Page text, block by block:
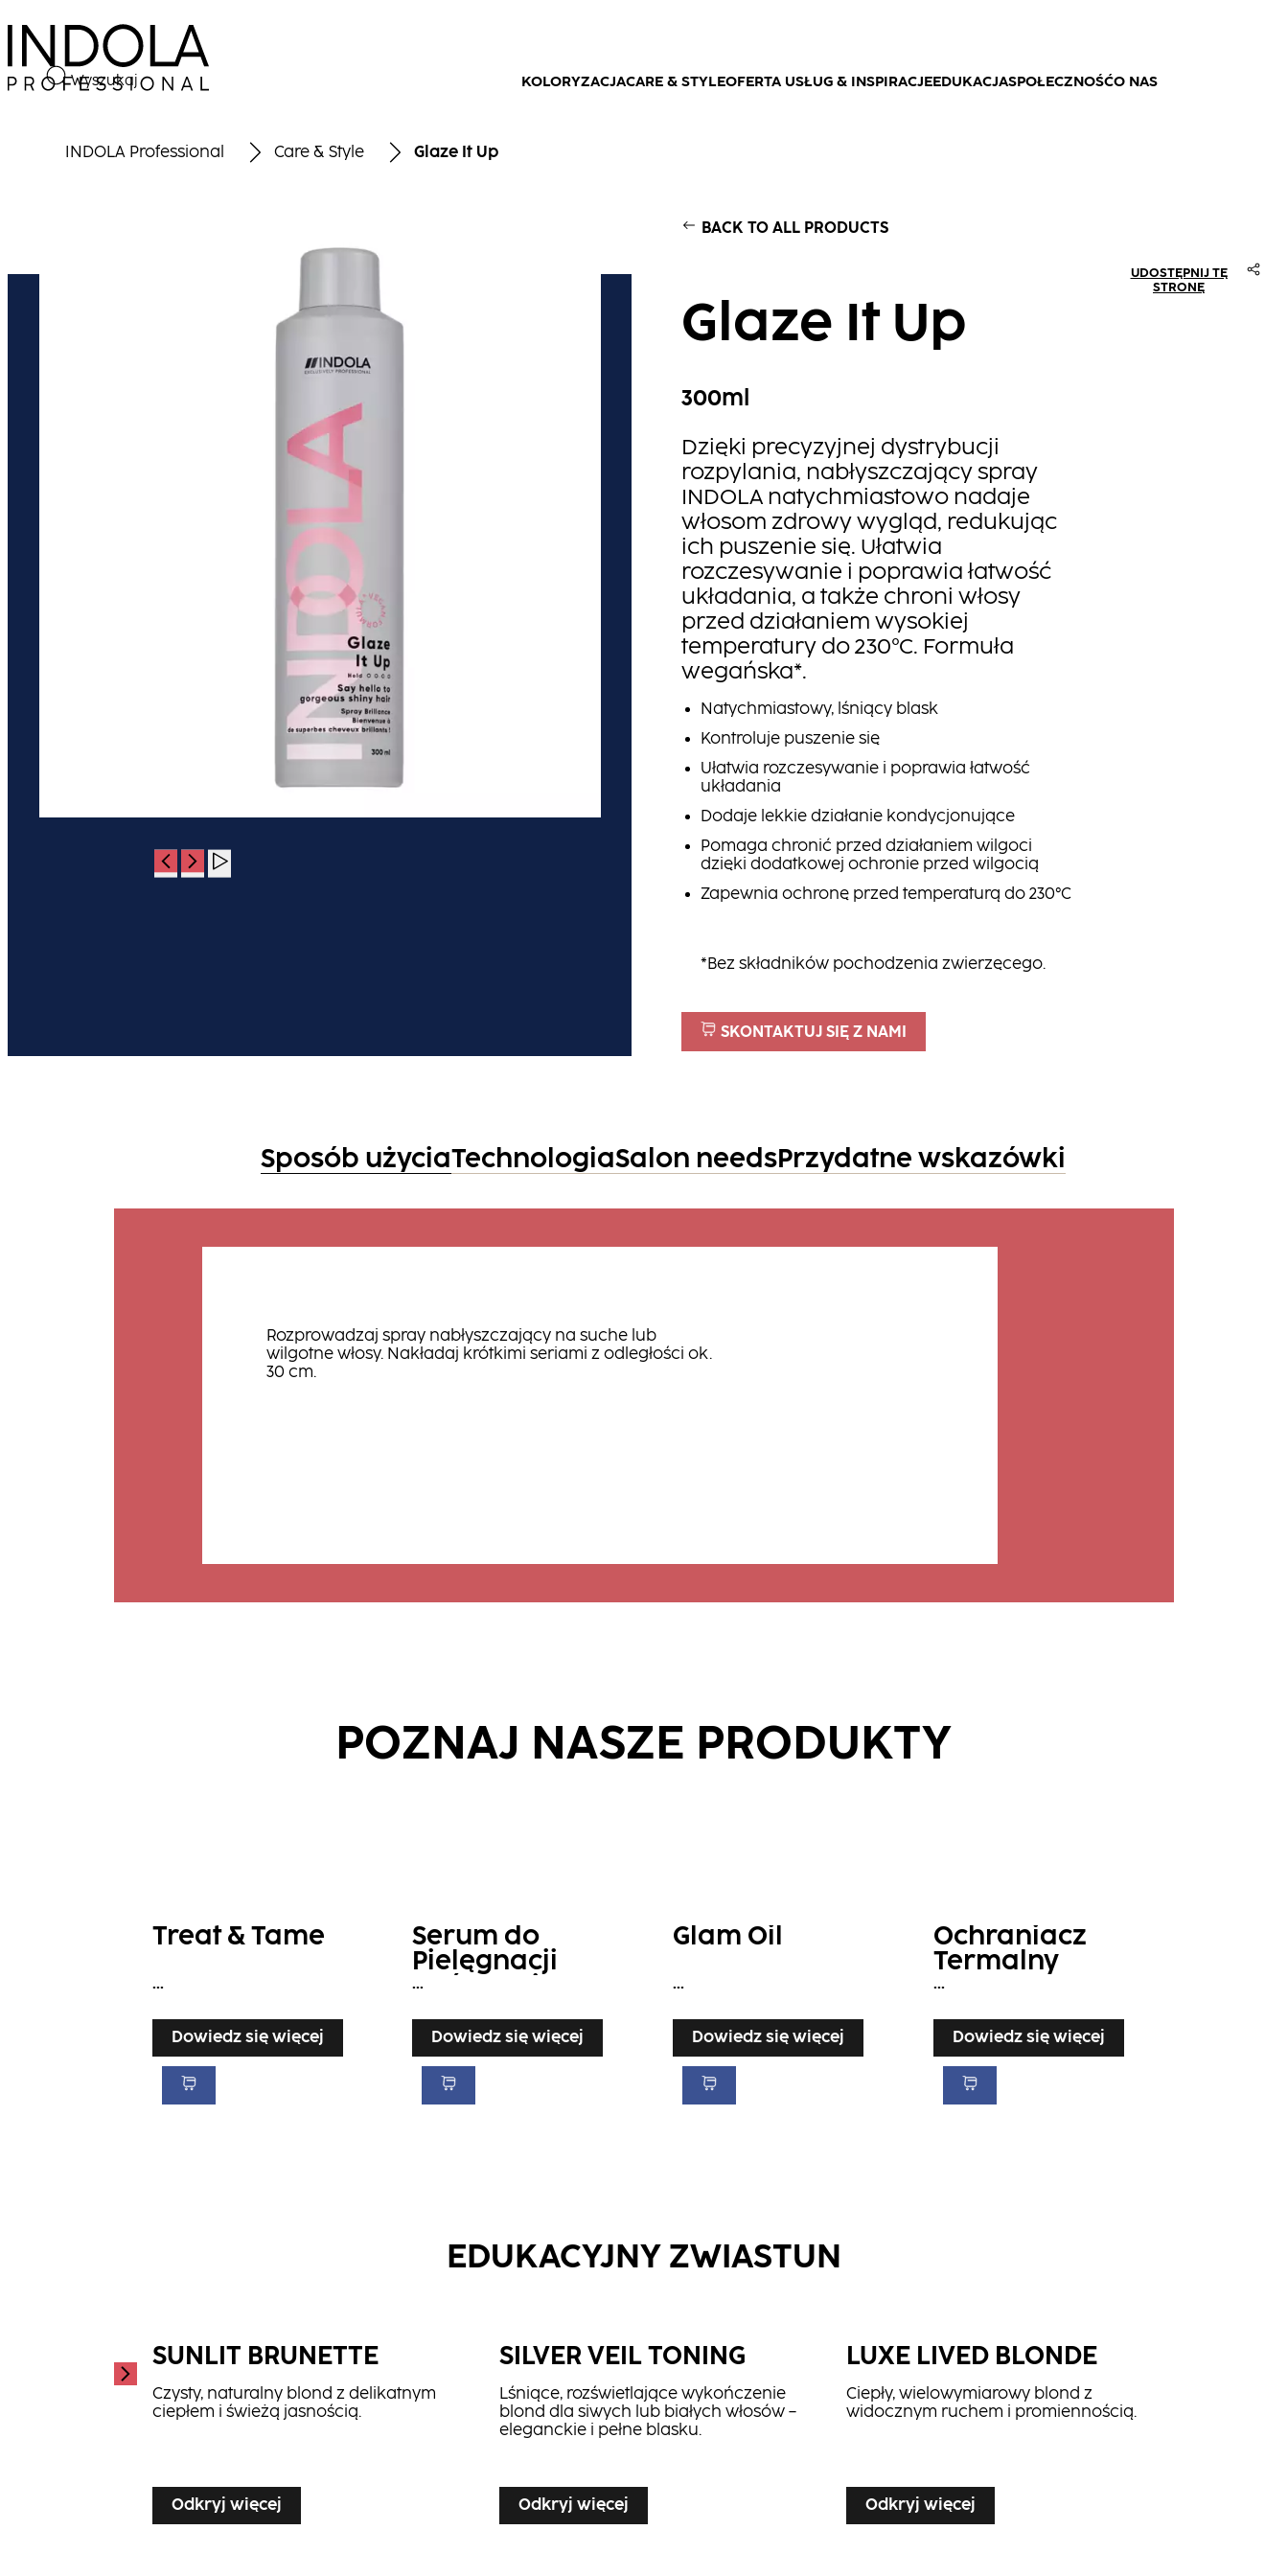
KOLORYZACJACARE & STYLEOFERTA USŁUG & INSPIRACJEEDUKACJASPOŁECZNOŚĆO NAS
Wyszukaj
INDOLA Professional Care & Style Glaze It Up
BACK TO ALL PRODUCTS
Glaze It Up
300ml
UDOSTĘPNIJ TĘ
STRONĘ
Dzięki precyzyjnej dystrybucji
rozpylania, nabłyszczający spray
INDOLA natychmiastowo nadaje
włosom zdrowy wygląd, redukując
ich puszenie się. Ułatwia
rozczesywanie i poprawia łatwość
układania, a także chroni włosy
przed działaniem wysokiej
temperatury do 230°C. Formuła
wegańska*.
Natychmiastowy, lśniący blask
Kontroluje puszenie się
Ułatwia rozczesywanie i poprawia łatwość
układania
Dodaje lekkie działanie kondycjonujące
Pomaga chronić przed działaniem wilgoci
dzięki dodatkowej ochronie przed wilgocią
Zapewnia ochronę przed temperaturą do 230°C
*Bez składników pochodzenia zwierzęcego.
SKONTAKTUJ SIĘ Z NAMI
Sposób użyciaTechnologiaSalon needsPrzydatne wskazówki
Rozprowadzaj spray nabłyszczający na suche lub
wilgotne włosy. Nakładaj krótkimi seriami z odległości ok.
30 cm.
POZNAJ NASZE PRODUKTY
Treat & Tame
...
Dowiedz się więcej
Serum do
Pielęgnacji
Końcowej
...
Dowiedz się więcej
Glam Oil
...
Dowiedz się więcej
Ochraniacz
Termalny
...
Dowiedz się więcej
EDUKACYJNY ZWIASTUN
SUNLIT BRUNETTE
Czysty, naturalny blond z delikatnym
ciepłem i świeżą jasnością.
...
Odkryj więcej
SILVER VEIL TONING
Lśniące, rozświetlające wykończenie
blond dla siwych lub białych włosów –
eleganckie i pełne blasku.
...
Odkryj więcej
LUXE LIVED BLONDE
Ciepły, wielowymiarowy blond z
widocznym ruchem i promiennością.
...
Odkryj więcej